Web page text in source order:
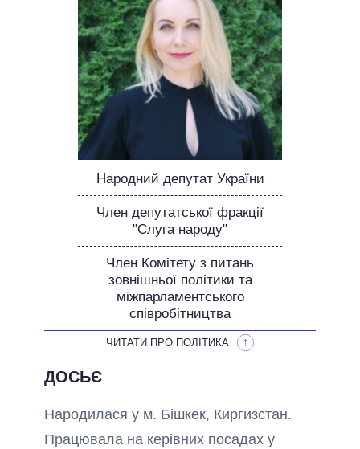
ОБІЦЯНКИ У ПРОЦЕСІ
ВСІ ОБІЦЯНКИ
АРХІВНІ ОБІЦЯНКИ
Народний депутат України
Член депутатської фракції
"Слуга народу"
Член Комітету з питань
зовнішньої політики та
міжпарламентського
співробітництва
ЧИТАТИ ПРО ПОЛІТИКА
ДОСЬЄ
Народилася у м. Бішкек, Киргизстан.
Працювала на керівних посадах у